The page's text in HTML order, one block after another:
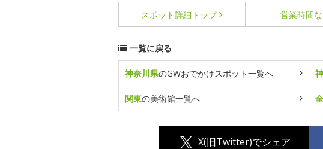
スポット詳細 トップ 営業時間
一覧に戻る
神奈川県のGWおでかけスポット一覧へ
関東の美術館一覧へ
X(旧Twitter)でシェア